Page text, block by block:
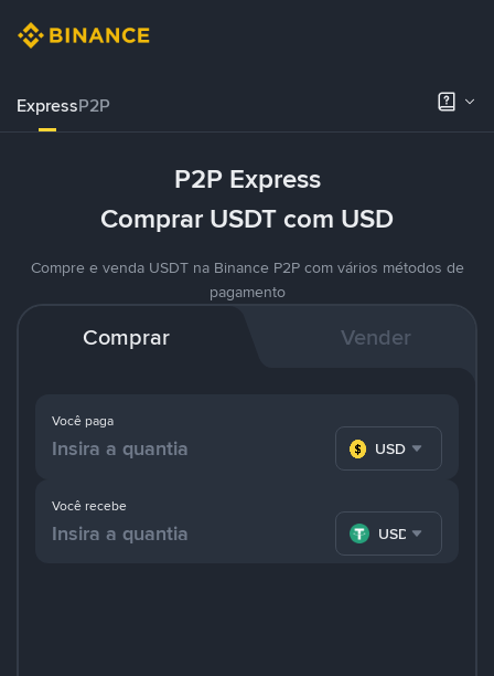
ExpressP2P
P2P Express
Comprar USDT com USD
Compre e venda USDT na Binance P2P com vários métodos de
pagamento
Comprar Vender
Você paga
USD
Você recebe
USDT